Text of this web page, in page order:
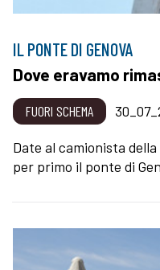
IL PONTE DI GENOVA
Dove eravamo
FUORI SCHEMA
Date al camionista
per primo il ponte di